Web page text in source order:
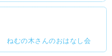
むの木さんのおはなし会